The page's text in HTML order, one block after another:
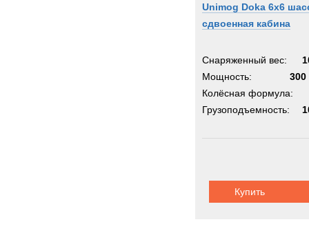
Unimog Doka 6x6
сдвоенная кабина
Снаряженный вес:
Мощность:
300
Колёсная формула:
Грузоподъемность:
Купить